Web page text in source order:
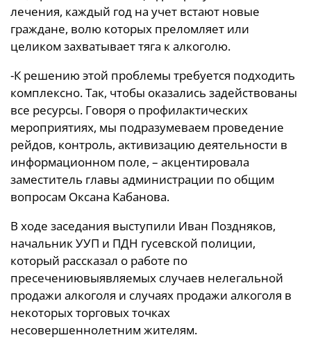
лечения, каждый год на учет встают новые
граждане, волю которых преломляет или
целиком захватывает тяга к алкоголю.
-К решению этой проблемы требуется подходить
комплексно. Так, чтобы оказались задействованы
все ресурсы. Говоря о профилактических
мероприятиях, мы подразумеваем проведение
рейдов, контроль, активизацию деятельности в
информационном поле, – акцентировала
заместитель главы администрации по общим
вопросам Оксана Кабанова.
В ходе заседания выступили Иван Поздняков,
начальник УУП и ПДН гусевской полиции,
который рассказал о работе по
пресечениювыявляемых случаев нелегальной
продажи алкоголя и случаях продажи алкоголя в
некоторых торговых точках
несовершеннолетним жителям.